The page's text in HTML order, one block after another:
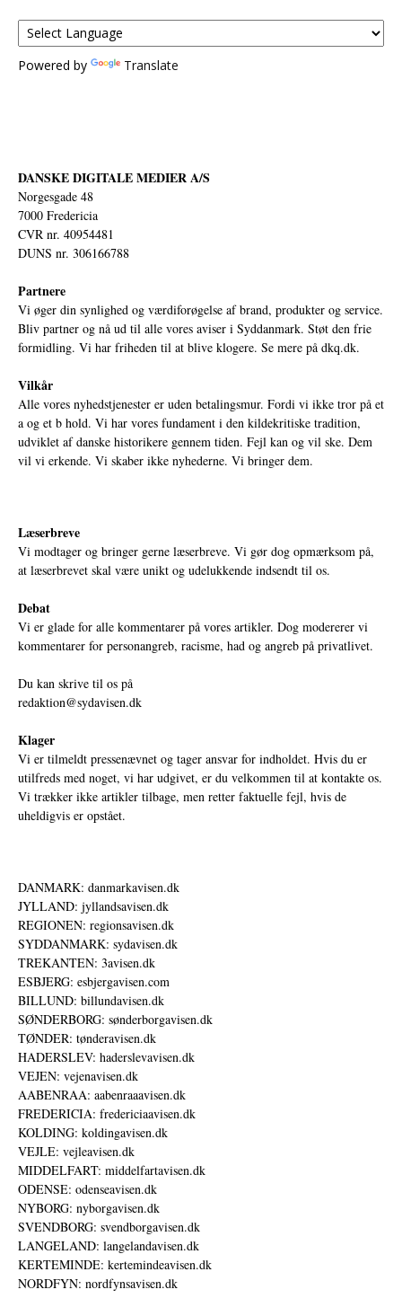
Powered by Translate
DANSKE DIGITALE MEDIER A/S
Norgesgade 48
7000 Fredericia
CVR nr. 40954481
DUNS nr. 306166788
Partnere
Vi øger din synlighed og værdiforøgelse af brand, produkter og service.
Bliv partner og nå ud til alle vores aviser i Syddanmark. Støt den frie
formidling. Vi har friheden til at blive klogere. Se mere på dkq.dk.
Vilkår
Alle vores nyhedstjenester er uden betalingsmur. Fordi vi ikke tror på et
a og et b hold. Vi har vores fundament i den kildekritiske tradition,
udviklet af danske historikere gennem tiden. Fejl kan og vil ske. Dem
vil vi erkende. Vi skaber ikke nyhederne. Vi bringer dem.
Læserbreve
Vi modtager og bringer gerne læserbreve. Vi gør dog opmærksom på,
at læserbrevet skal være unikt og udelukkende indsendt til os.
Debat
Vi er glade for alle kommentarer på vores artikler. Dog modererer vi
kommentarer for personangreb, racisme, had og angreb på privatlivet.
Du kan skrive til os på
redaktion@sydavisen.dk
Klager
Vi er tilmeldt pressenævnet og tager ansvar for indholdet. Hvis du er
utilfreds med noget, vi har udgivet, er du velkommen til at kontakte os.
Vi trækker ikke artikler tilbage, men retter faktuelle fejl, hvis de
uheldigvis er opstået.
DANMARK: danmarkavisen.dk
JYLLAND: jyllandsavisen.dk
REGIONEN: regionsavisen.dk
SYDDANMARK: sydavisen.dk
TREKANTEN: 3avisen.dk
ESBJERG: esbjergavisen.com
BILLUND: billundavisen.dk
SØNDERBORG: sønderborgavisen.dk
TØNDER: tønderavisen.dk
HADERSLEV: haderslevavisen.dk
VEJEN: vejenavisen.dk
AABENRAA: aabenraaavisen.dk
FREDERICIA: fredericiaavisen.dk
KOLDING: koldingavisen.dk
VEJLE: vejleavisen.dk
MIDDELFART: middelfartavisen.dk
ODENSE: odenseavisen.dk
NYBORG: nyborgavisen.dk
SVENDBORG: svendborgavisen.dk
LANGELAND: langelandavisen.dk
KERTEMINDE: kertemindeavisen.dk
NORDFYN: nordfynsavisen.dk